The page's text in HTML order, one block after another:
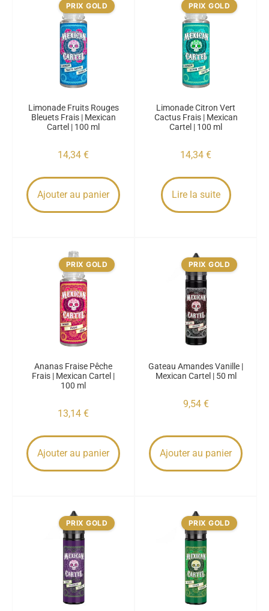
PRIX GOLD
Limonade Fruits Rouges
Bleuets Frais | Mexican
Cartel | 100 ml
14,34 €
Ajouter au panier
PRIX GOLD
Limonade Citron Vert
Cactus Frais | Mexican
Cartel | 100 ml
14,34 €
Lire la suite
PRIX GOLD
Ananas Fraise Pêche
Frais | Mexican Cartel |
100 ml
13,14 €
Ajouter au panier
PRIX GOLD
Gateau Amandes Vanille |
Mexican Cartel | 50 ml
9,54 €
Ajouter au panier
PRIX GOLD PRIX GOLD